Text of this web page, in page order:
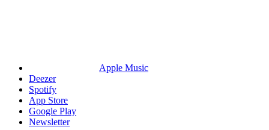
Apple Music
Deezer
Spotify
App Store
Google Play
Newsletter